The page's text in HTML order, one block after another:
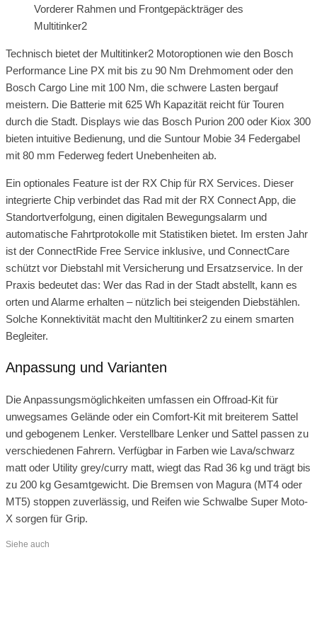
Vorderer Rahmen und Frontgepäckträger des
Multitinker2
Technisch bietet der Multitinker2 Motoroptionen wie den Bosch
Performance Line PX mit bis zu 90 Nm Drehmoment oder den
Bosch Cargo Line mit 100 Nm, die schwere Lasten bergauf
meistern. Die Batterie mit 625 Wh Kapazität reicht für Touren
durch die Stadt. Displays wie das Bosch Purion 200 oder Kiox 300
bieten intuitive Bedienung, und die Suntour Mobie 34 Federgabel
mit 80 mm Federweg federt Unebenheiten ab.
Ein optionales Feature ist der RX Chip für RX Services. Dieser
integrierte Chip verbindet das Rad mit der RX Connect App, die
Standortverfolgung, einen digitalen Bewegungsalarm und
automatische Fahrtprotokolle mit Statistiken bietet. Im ersten Jahr
ist der ConnectRide Free Service inklusive, und ConnectCare
schützt vor Diebstahl mit Versicherung und Ersatzservice. In der
Praxis bedeutet das: Wer das Rad in der Stadt abstellt, kann es
orten und Alarme erhalten – nützlich bei steigenden Diebstählen.
Solche Konnektivität macht den Multitinker2 zu einem smarten
Begleiter.
Anpassung und Varianten
Die Anpassungsmöglichkeiten umfassen ein Offroad-Kit für
unwegsames Gelände oder ein Comfort-Kit mit breiterem Sattel
und gebogenem Lenker. Verstellbare Lenker und Sattel passen zu
verschiedenen Fahrern. Verfügbar in Farben wie Lava/schwarz
matt oder Utility grey/curry matt, wiegt das Rad 36 kg und trägt bis
zu 200 kg Gesamtgewicht. Die Bremsen von Magura (MT4 oder
MT5) stoppen zuverlässig, und Reifen wie Schwalbe Super Moto-
X sorgen für Grip.
Siehe auch